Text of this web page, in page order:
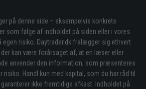
på denne side – eksempelvis konkrete
som følge af indholdet på siden eller i vores
egen risiko. Daytrader.dk fralægger sig ethvert
kan være forårsaget af, at en læser eller
anvender den information, som præsenteres
risiko. Handl kun med kapital, som du har råd til
ikke fremtidige afkast. Indholdet på